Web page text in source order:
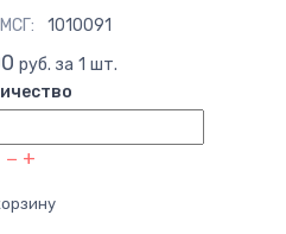
1010091
руб. за 1 шт.
− +